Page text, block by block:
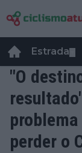
Estrada
"O
perder o